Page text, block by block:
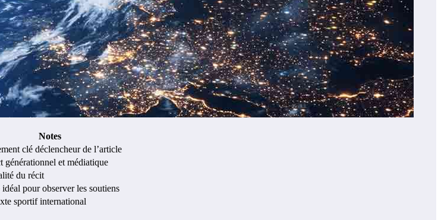
Notes
clé déclencheur de l’article
générationnel et médiatique
du récit
idéal pour observer les soutiens
sportif international